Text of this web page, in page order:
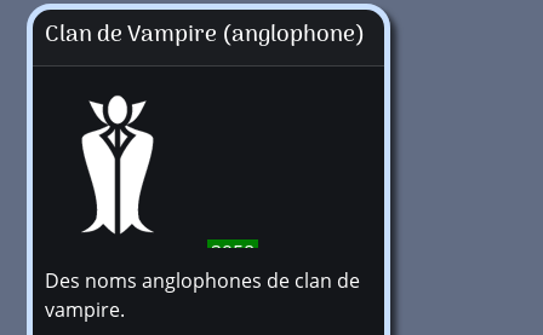
Clan de Vampire (anglophone)
3958
Des noms anglophones de clan de
vampire.